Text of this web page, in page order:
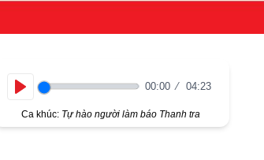
00:00 04:23
Ca khúc: Tự hào người làm báo Thanh tra